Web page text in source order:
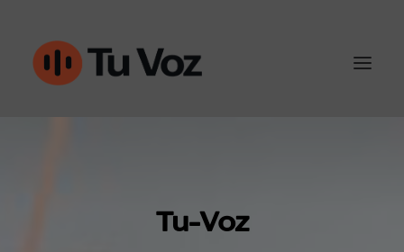
Ventas y outboundTu-Voz